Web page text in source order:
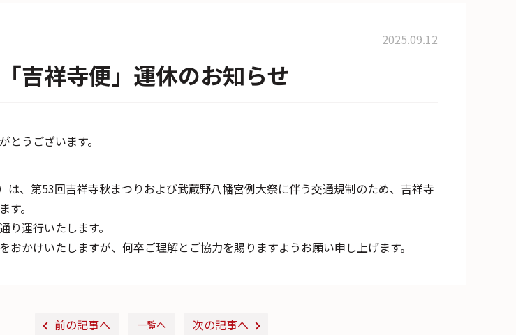
2025.09.12
吉祥寺便」運休のお知らせ
とうございます。
は、第53回吉祥寺秋まつりおよび武蔵野八幡宮例大祭に伴う交通規制のため、吉祥寺
す。
運行いたします。
おかけいたしますが、何卒ご理解とご協力を賜りますようお願い申し上げます。
前の記事へ 一覧へ 次の記事へ